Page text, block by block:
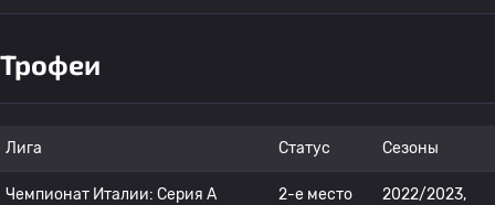
Трофеи
Лига Статус Сезоны
Чемпионат Италии: Серия А 2-е место 2022/2023,